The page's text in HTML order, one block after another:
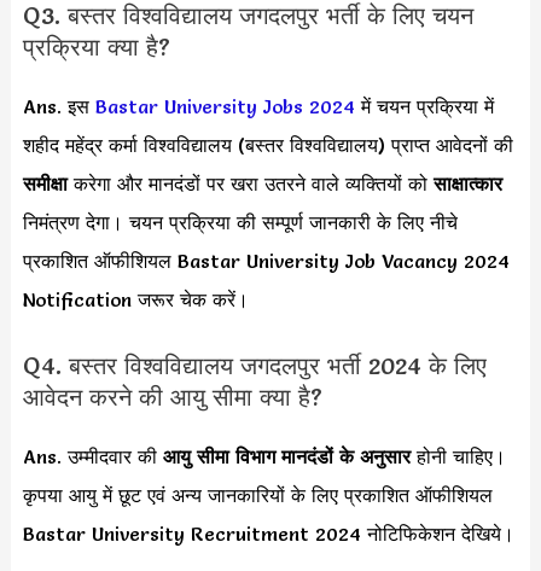
Q3. बस्तर विश्वविद्यालय जगदलपुर भर्ती के लिए चयन
प्रक्रिया क्या है?
Ans. इस Bastar University Jobs 2024में चयन प्रक्रिया में
शहीद महेंद्र कर्मा विश्वविद्यालय (बस्तर विश्वविद्यालय) प्राप्त आवेदनों की
समीक्षाकरेगा और मानदंडों पर खरा उतरने वाले व्यक्तियों कोसाक्षात्कार
निमंत्रण देगा। चयन प्रक्रिया की सम्पूर्ण जानकारी के लिए नीचे
प्रकाशित ऑफीशियल Bastar University Job Vacancy 2024
Notification जरूर चेक करें।
Q4. बस्तर विश्वविद्यालय जगदलपुर भर्ती 2024 के लिए
आवेदन करने की आयु सीमा क्या है?
Ans. उम्मीदवार की आयु सीमा विभाग मानदंडों के अनुसारहोनी चाहिए।
कृपया आयु में छूट एवं अन्य जानकारियों के लिए प्रकाशित ऑफीशियल
Bastar University Recruitment 2024 नोटिफिकेशन देखिये।